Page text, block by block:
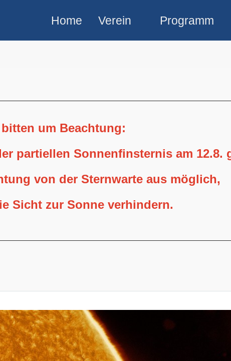
Home Verein Programm
um Beachtung:
partiellen Sonnenfinsternis am 12.8.
von der Sternwarte aus möglich,
Sicht zur Sonne verhindern.